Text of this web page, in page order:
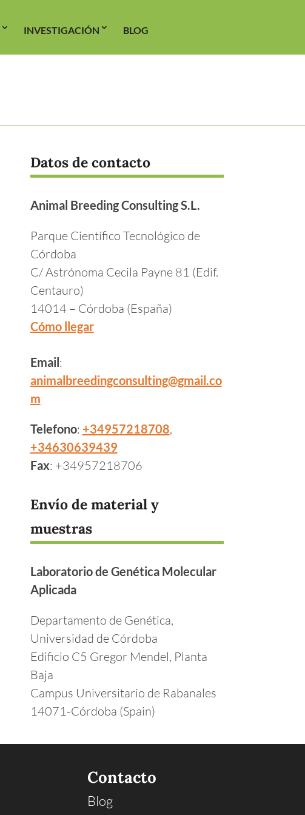
INVESTIGACIÓN BLOG
Datos de contacto
Animal Breeding Consulting S.L.
Parque Científico Tecnológico de
Córdoba
C/ Astrónoma Cecila Payne 81 (Edif.
Centauro)
14014 – Córdoba (España)
Cómo llegar
Email :
animalbreedingconsulting@gmail.co
m
Telefono: +34957218708,
+34630639439
Fax: +34957218706
Envío de material y
muestras
Laboratorio de Genética Molecular
Aplicada
Departamento de Genética,
Universidad de Córdoba
Edificio C5 Gregor Mendel, Planta
Baja
Campus Universitario de Rabanales
14071-Córdoba (Spain)
Contacto
Blog